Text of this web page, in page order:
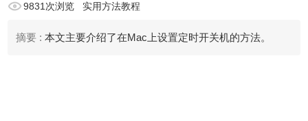
9831次浏览
实用方法教程
摘要 : 本文主要介绍了在Mac上设置定时开关机的方法。